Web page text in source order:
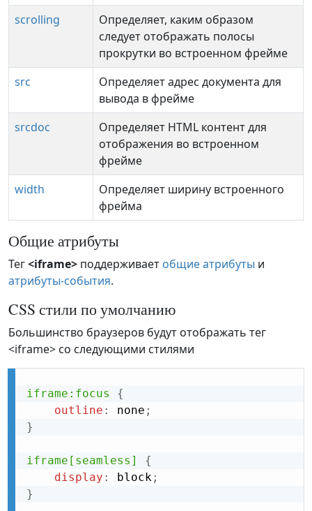
scrolling
Определяет, каким образом
следует отображать полосы
прокрутки во встроенном фрейме
src
Определяет адрес документа для
вывода в фрейме
srcdoc
Определяет HTML контент для
отображения во встроенном
фрейме
width
Определяет ширину встроенного
фрейма
Общие атрибуты
Тег<iframe> поддерживает общие атрибуты и
атрибуты-события.
CSS стили по умолчанию
Большинство браузеров будут отображать тег
<iframe> со следующими стилями
iframe:focus
{
outline : none ;
}
iframe[seamless]
{
display : block;
}